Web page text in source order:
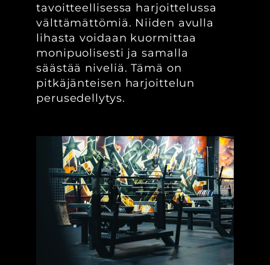
tavoitteellisessa harjoittelussa
välttämättömiä. Niiden avulla
lihasta voidaan kuormittaa
monipuolisesti ja samalla
säästää niveliä. Tämä on
pitkäjänteisen harjoittelun
perusedellytys.